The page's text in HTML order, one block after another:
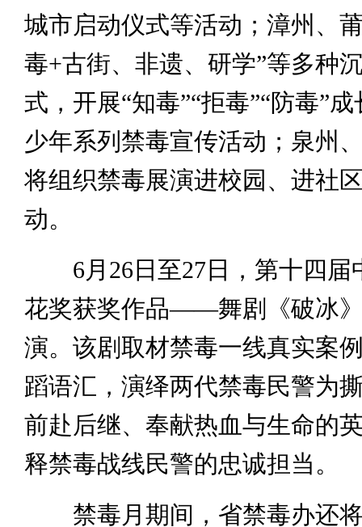
城市启动仪式等活动；漳州、
毒+古街、非遗、研学”等多种
式，开展“知毒”“拒毒”“防毒”
少年系列禁毒宣传活动；泉州
将组织禁毒展演进校园、进社
动。
6月26日至27日，第十四届
花奖获奖作品——舞剧《破冰
演。该剧取材禁毒一线真实案
蹈语汇，演绎两代禁毒民警为
前赴后继、奉献热血与生命的
释禁毒战线民警的忠诚担当。
禁毒月期间，省禁毒办还将